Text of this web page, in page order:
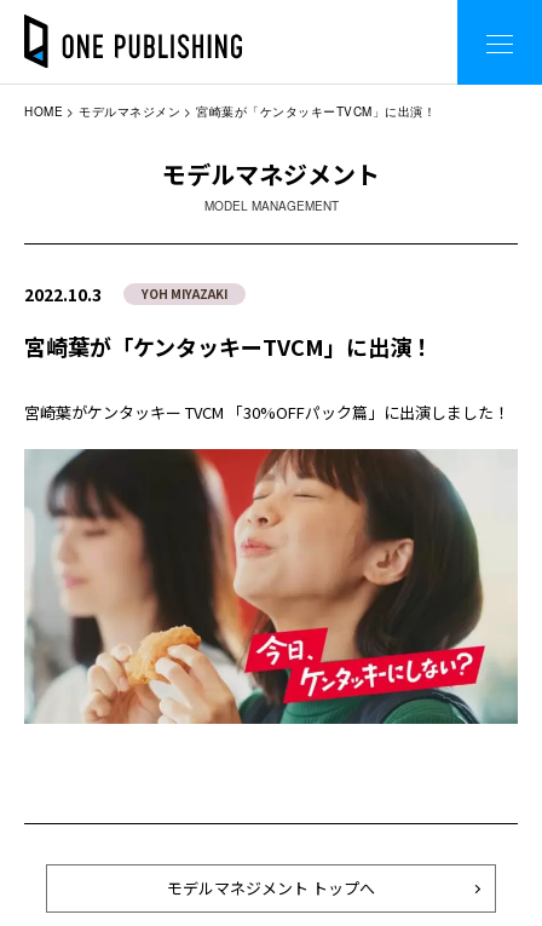
HOME モデルマネジメン 宮崎葉が「ケンタッキーTVCM」に出演！
モデルマネジメント
MODEL MANAGEMENT
2022.10.3 YOH MIYAZAKI
宮崎葉が「ケンタッキーTVCM」に出演！
宮崎葉がケンタッキー TVCM 「30%OFFパック篇」に出演しました！
モデルマネジメント トップへ